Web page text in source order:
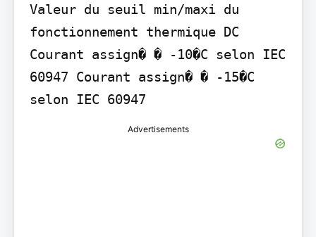
Valeur du seuil min/maxi du
fonctionnement thermique DC
Courant assign� � -10�C selon IEC
60947 Courant assign� � -15�C
selon IEC 60947
Advertisements